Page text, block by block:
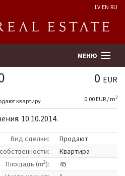
LV EN RU
МЕНЮ
0 EUR
квартиру 0.00 EUR / m2
10.10.2014.
Вид сделки:
Продают
Квартира
Площадь (m2):
45